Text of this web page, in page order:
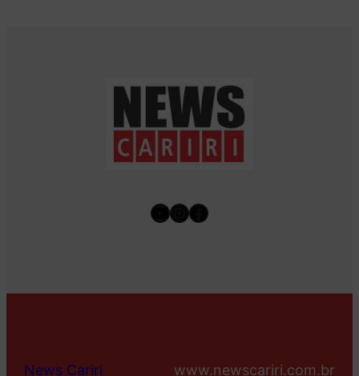
Youtube
Instagram
Facebook
News Cariri www.newscariri.com.br